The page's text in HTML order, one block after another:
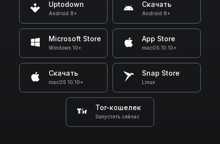
Uptodown
Android 8+
Скачать
Android 8+
Microsoft Store
Windows 10+
App Store
macOS 10.10+
Скачать
macOS 10.10+
Snap Store
Linux
Tor-кошелек
Запустить сейчас